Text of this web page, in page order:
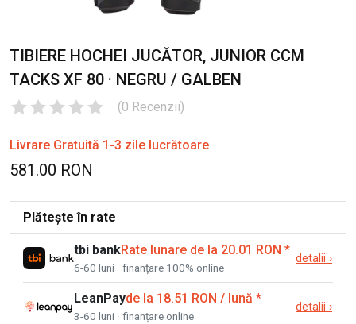
TIBIERE HOCHEI JUCĂTOR, JUNIOR CCM
TACKS XF 80 · NEGRU / GALBEN
(0 Recenzii)
Livrare Gratuită 1-3 zile lucrătoare
581.00 RON
Plătește în rate
tbi bankRate lunare de la 20.01 RON *
6-60 luni · finanțare 100% online
detalii ›
LeanPayde la 18.51 RON / lună *
3-60 luni · finanțare online
detalii ›